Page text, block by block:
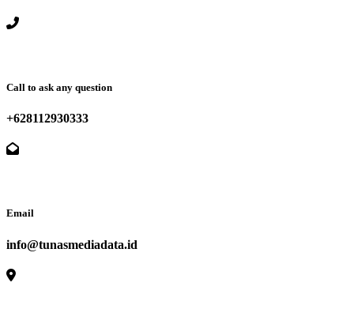
Call to ask any question
+628112930333
Email
info@tunasmediadata.id